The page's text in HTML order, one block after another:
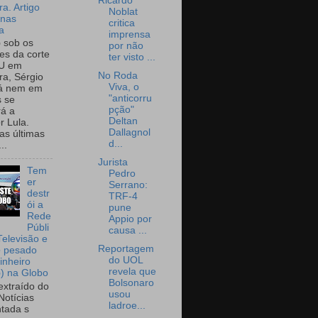
Artigo
sob os
da corte
em
Sérgio
nem em
se
a
Lula.
últimas
Tem
er
destr
ói a
Rede
Públi
e
pesado
na Globo
do
s
Noblat
critica
imprensa
por não
ter visto ...
No Roda
Viva, o
"anticorru
pção"
Deltan
Dallagnol
d...
Jurista
Pedro
Serrano:
TRF-4
pune
Appio por
causa ...
Reportagem
do UOL
revela que
Bolsonaro
usou
ladroe...